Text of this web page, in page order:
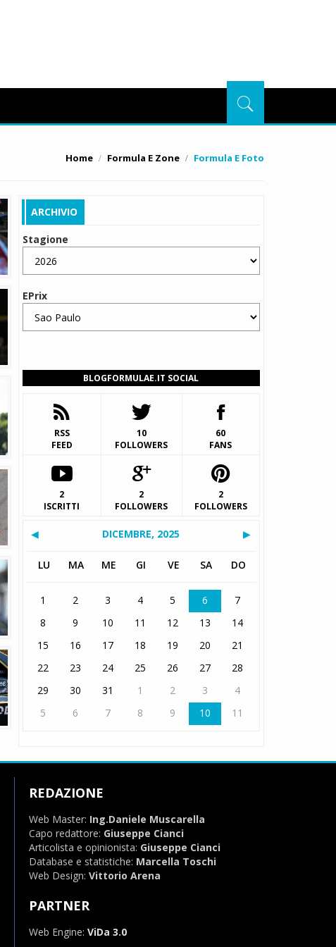
Home Formula E Zone Formula E Foto
ARCHIVIO
Stagione
EPrix
BLOGFORMULAE.IT SOCIAL
RSS
FEED
10
FOLLOWERS
60
FANS
2
ISCRITTI
2
FOLLOWERS
2
FOLLOWERS
◀ DICEMBRE, 2025 ▶
LU MA ME GI VE SA DO
1 2 3 4 5 6
7
8
9 10 11 12 13
14
15
16 17 18 19 20
21
22
23 24 25 26 27
28
29
30 31 1 2 3
4
5
6 7 8 9 10 11
REDAZIONE
Web Master: Ing.Daniele Muscarella
Capo redattore: Giuseppe Cianci
Articolista e opinionista: Giuseppe Cianci
Database e statistiche: Marcella Toschi
Web Design: Vittorio Arena
PARTNER
Web Engine: ViDa 3.0